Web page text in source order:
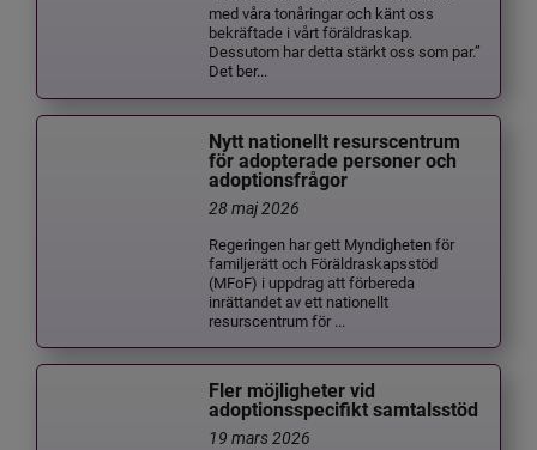
med våra tonåringar och känt oss
bekräftade i vårt föräldraskap.
Dessutom har detta stärkt oss som par.”
Det ber...
Nytt nationellt resurscentrum
för adopterade personer och
adoptionsfrågor
28 maj 2026
Regeringen har gett Myndigheten för
familjerätt och Föräldraskapsstöd
(MFoF) i uppdrag att förbereda
inrättandet av ett nationellt
resurscentrum för ...
Fler möjligheter vid
adoptionsspecifikt samtalsstöd
19 mars 2026